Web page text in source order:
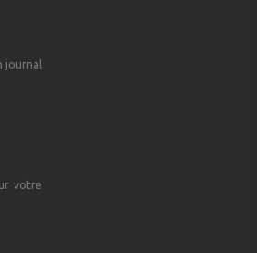
journal
votre